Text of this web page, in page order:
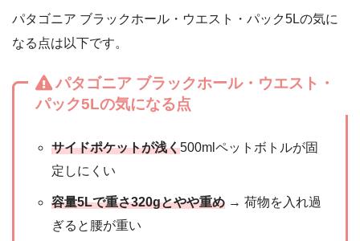
パタゴニア ブラックホール・ウエスト・パック5Lの気に
なる点は以下です。
パタゴニア ブラックホール・ウエスト・
パック5Lの気になる点
サイドポケットが浅く500mlペットボトルが固
定しにくい
容量5Lで重さ320gとやや重め → 荷物を入れ過
ぎると腰が重い